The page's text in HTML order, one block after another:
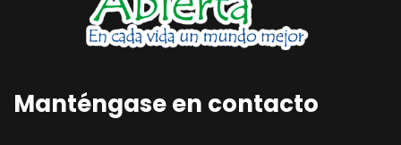
Manténgase en contacto